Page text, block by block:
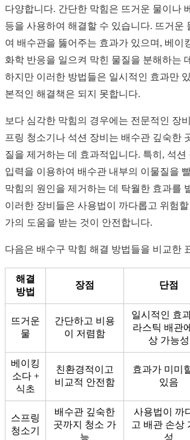
다양합니다. 간단한 막힘은 뜨거운 물이나
등을 사용하여 해결할 수 있습니다. 뜨거운
여 배수관을 뚫어주는 효과가 있으며, 베이
화학 반응을 일으켜 막힌 물질을 분해하는
하지만 이러한 방법들은 일시적인 효과만
본적인 해결책은 되지 못합니다.
보다 심각한 막힘의 경우에는 전문적인 장
프링 청소기나 석션 장비는 배수관 깊숙한
질을 제거하는 데 효과적입니다. 특히, 석션
입력을 이용하여 배수관 내부의 이물질을
막힘의 원인을 제거하는 데 탁월한 효과를
이러한 장비들은 사용법이 까다롭고 위험
가의 도움을 받는 것이 안전합니다.
다음은 배수구 막힘 해결 방법들을 비교한
해결
방법
장점 단점
뜨거운
물
간단하고 비용
이 저렴함
일시적인 효
라스틱 배관
상 가능성
베이킹
소다 +
식초
친환경적이고
비교적 안전함
효과가 미미
있음
스프링
청소기
배수관 깊숙한
곳까지 청소 가
능
사용법이 까
고 배관 손상
성